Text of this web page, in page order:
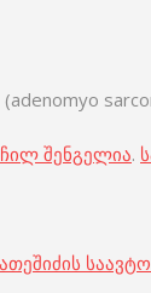
შენგელია.